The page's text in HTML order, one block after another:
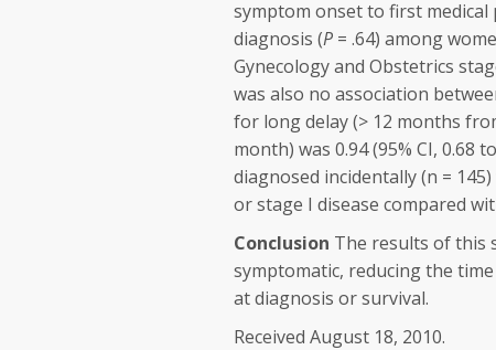
symptom onset to first
diagnosis (P = .64) among
Gynecology and Obstetrics
was also no association
for long delay (> 12 months
month) was 0.94 (95% CI, 0.68
diagnosed incidentally (n =
or stage I disease compared
Conclusion The results of this
symptomatic, reducing the
at diagnosis or survival.
Received August 18, 2010.